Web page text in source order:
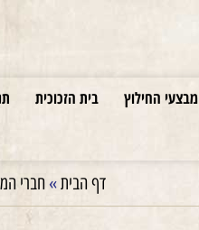
מבצעי החילוץ בית הזכוכית
דף הבית»חברי